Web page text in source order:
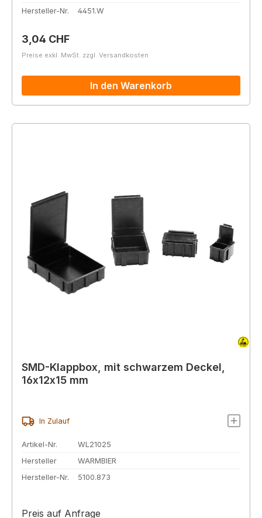
Hersteller-Nr.
4451.W
Regulärer Preis:
3,04 CHF
Preise exkl. MwSt. zzgl. Versandkosten
In den Warenkorb
SMD-Klappbox, mit schwarzem Deckel,
16x12x15 mm
In Zulauf
Artikel-Nr.
WL21025
Hersteller
WARMBIER
Hersteller-Nr.
5100.873
Preis auf Anfrage